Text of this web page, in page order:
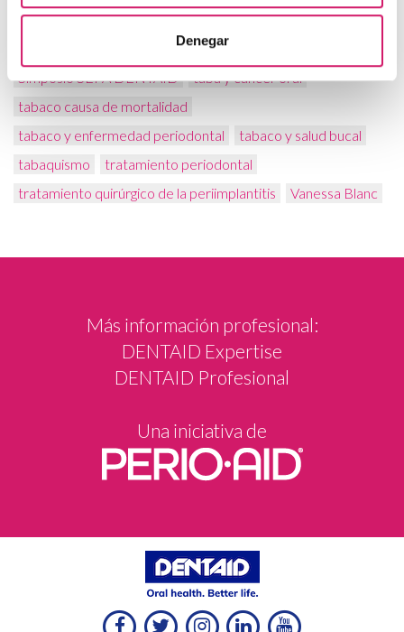
Denegar
resultados tratamiento periodontal
Rubén León
salud bucodental SEPA
Simposio SEPA DENTAID
taba y cáncer oral
tabaco causa de mortalidad
tabaco y enfermedad periodontal
tabaco y salud bucal
tabaquismo
tratamiento periodontal
tratamiento quirúrgico de la periimplantitis
Vanessa Blanc
Más información profesional:
DENTAID Expertise
DENTAID Profesional
Una iniciativa de